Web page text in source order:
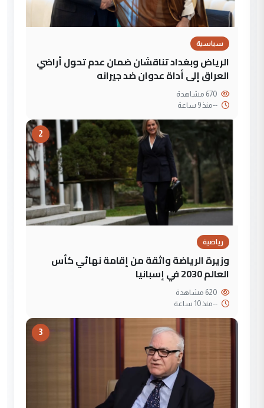
سياسية
الرياض وبغداد تناقشان ضمان عدم تحول أراضي
العراق إلى أداة عدوان ضد جيرانه
--منذ 9 ساعة
2
رياضية
وزيرة الرياضة واثقة من إقامة نهائي كأس
العالم 2030 في إسبانيا
--منذ 10 ساعة
3